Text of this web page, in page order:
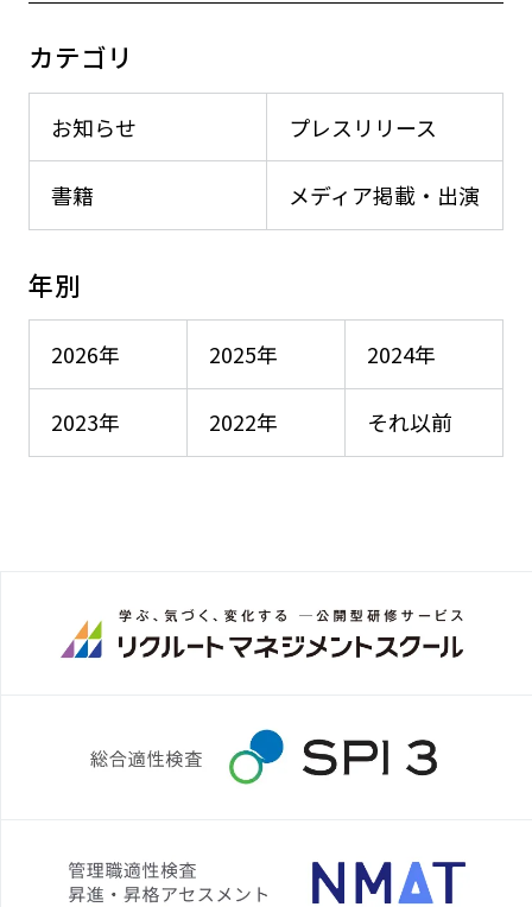
カテゴリ
お知らせ プレスリリース
メディア掲載・出演
書籍
年別
2026年 2025年 2024年
2023年 2022年 それ以前